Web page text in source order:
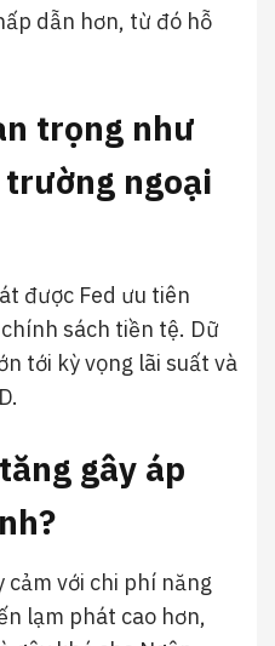
dẫn hơn, từ đó hỗ
trọng như
ngoại
được Fed ưu tiên
sách tiền tệ. Dữ
tới kỳ vọng lãi suất và
gây áp
với chi phí năng
lạm phát cao hơn,